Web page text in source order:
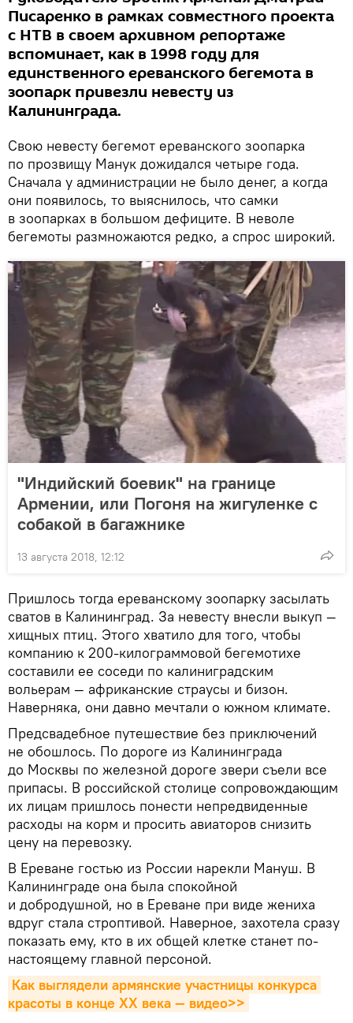
Писаренко в рамках совместного проекта
с НТВ в своем архивном репортаже
вспоминает, как в 1998 году для
единственного ереванского бегемота в
зоопарк привезли невесту из
Калининграда.
Свою невесту бегемот ереванского зоопарка
по прозвищу Манук дожидался четыре года.
Сначала у администрации не было денег, а когда
они появилось, то выяснилось, что самки
в зоопарках в большом дефиците. В неволе
бегемоты размножаются редко, а спрос широкий.
"Индийский боевик" на границе
Армении, или Погоня на жигуленке с
собакой в багажнике
13 августа 2018, 12:12
Пришлось тогда ереванскому зоопарку засылать
сватов в Калининград. За невесту внесли выкуп —
хищных птиц. Этого хватило для того, чтобы
компанию к 200-килограммовой бегемотихе
составили ее соседи по калиниградским
вольерам — африканские страусы и бизон.
Наверняка, они давно мечтали о южном климате.
Предсвадебное путешествие без приключений
не обошлось. По дороге из Калининграда
до Москвы по железной дороге звери съели все
припасы. В российской столице сопровождающим
их лицам пришлось понести непредвиденные
расходы на корм и просить авиаторов снизить
цену на перевозку.
В Ереване гостью из России нарекли Мануш. В
Калининграде она была спокойной
и добродушной, но в Ереване при виде жениха
вдруг стала строптивой. Наверное, захотела сразу
показать ему, кто в их общей клетке станет по-
настоящему главной персоной.
Как выглядели армянские участницы конкурса
красоты в конце ХХ века — видео>>